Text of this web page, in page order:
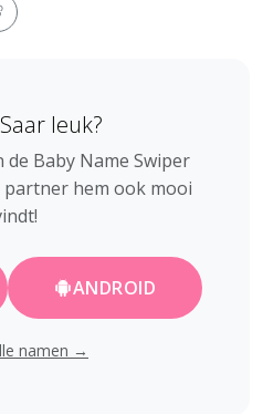
leuk?
de Baby Name Swiper
hem ook mooi
ANDROID
namen →